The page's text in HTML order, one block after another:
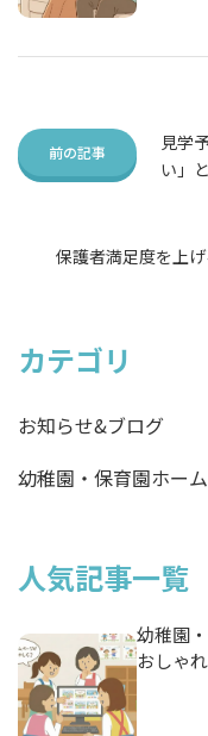
見学
い」
保護者満足度を上
カテゴリ
お知らせ&ブログ
幼稚園・保育園ホー
人気記事一覧
幼稚園
おしゃ